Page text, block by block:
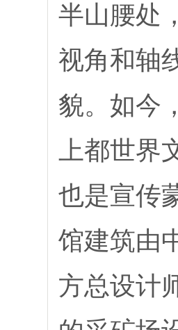
半山腰处
视角和轴
貌。如今
上都世
也是宣传
馆建筑由
方总设计